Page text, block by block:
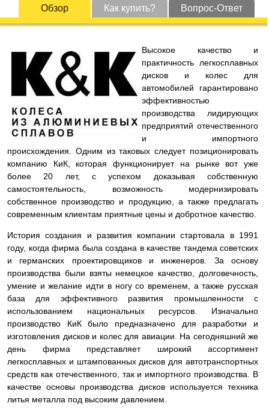
Обзор Как купить? Вопрос-Ответ
Высокое качество и
практичность легкосплавных
дисков и колес для
автомобилей гарантировано
эффективностью
производства лидирующих
предприятий отечественного
и импортного
происхождения. Одним из таковых следует позиционировать
компанию КиК, которая функционирует на рынке вот уже
более 20 лет, с успехом доказывая собственную
самостоятельность, возможность модернизировать
собственное производство и продукцию, а также предлагать
современным клиентам приятные цены и добротное качество.
История создания и развития компании стартовала в 1991
году, когда фирма была создана в качестве тандема советских
и германских проектировщиков и инженеров. За основу
производства были взяты немецкое качество, долговечность,
умение и желание идти в ногу со временем, а также русская
база для эффективного развития промышленности с
использованием национальных ресурсов. Изначально
производство КиК было предназначено для разработки и
изготовления дисков и колес для авиации. На сегодняшний же
день фирма представляет широкий ассортимент
легкосплавных и штампованных дисков для автотранспортных
средств как отечественного, так и импортного производства. В
качестве основы производства дисков используется техника
литья металла под высоким давлением.